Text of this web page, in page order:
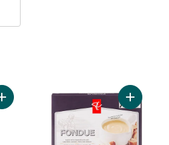
Ajouter Sirop d’érable 100 % pur (ambré)